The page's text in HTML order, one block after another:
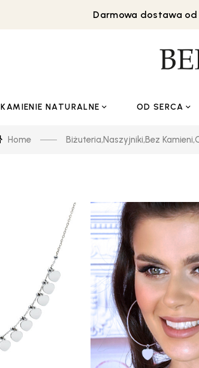
Darmowa dostawa od
KAMIENIE NATURALNE OD SERCA
Home Biżuteria,Naszyjniki,Bez Kamieni,